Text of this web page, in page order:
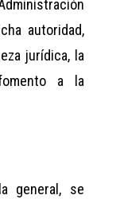
autoridad,
jurídica, la
a la
general, se